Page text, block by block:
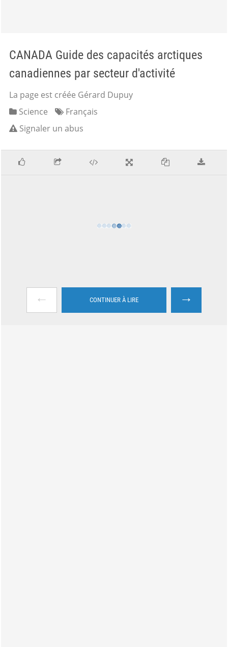
CANADA Guide des capacités arctiques
canadiennes par secteur d'activité
La page est créée Gérard Dupuy
Science
Français
Signaler un abus
← CONTINUER À LIRE →